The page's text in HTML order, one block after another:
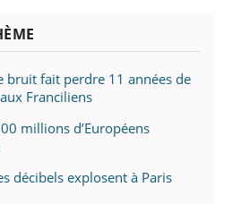
bruit fait perdre 11 années de
Franciliens
millions d’Européens
décibels explosent à Paris